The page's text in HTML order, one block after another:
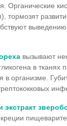
Органические
вызывают
в тканях
в организме.